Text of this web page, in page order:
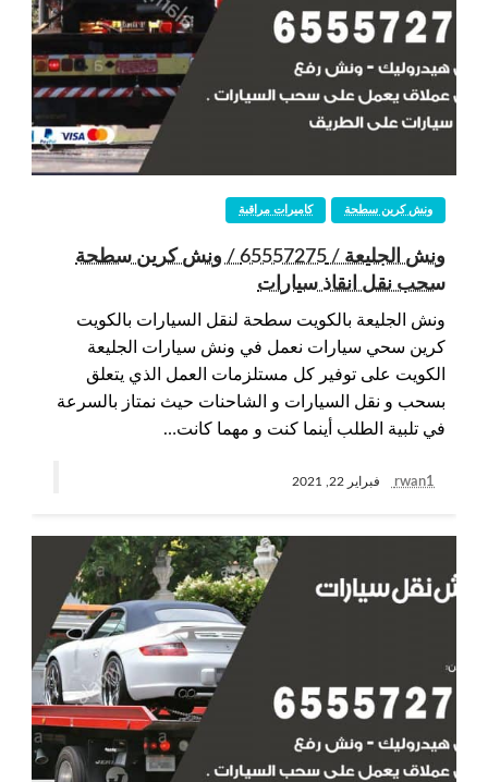
كاميرات مراقبة ونش كرين سطحة
ونش الجليعة / 65557275 / ونش كرين سطحة
سحب نقل انقاذ سيارات
ونش الجليعة بالكويت سطحة لنقل السيارات بالكويت
كرين سحي سيارات نعمل في ونش سيارات الجليعة
الكويت على توفير كل مستلزمات العمل الذي يتعلق
بسحب و نقل السيارات و الشاحنات حيث نمتاز بالسرعة
في تلبية الطلب أينما كنت و مهما كانت…
rwan1 فبراير 22, 2021